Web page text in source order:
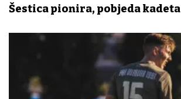
Šestica pionira, pobjeda kadeta